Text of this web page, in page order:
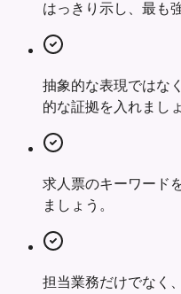
はっきり示し、最も
抽象的な表現ではな
的な証拠を入れまし
求人票のキーワード
ましょう。
担当業務だけでなく